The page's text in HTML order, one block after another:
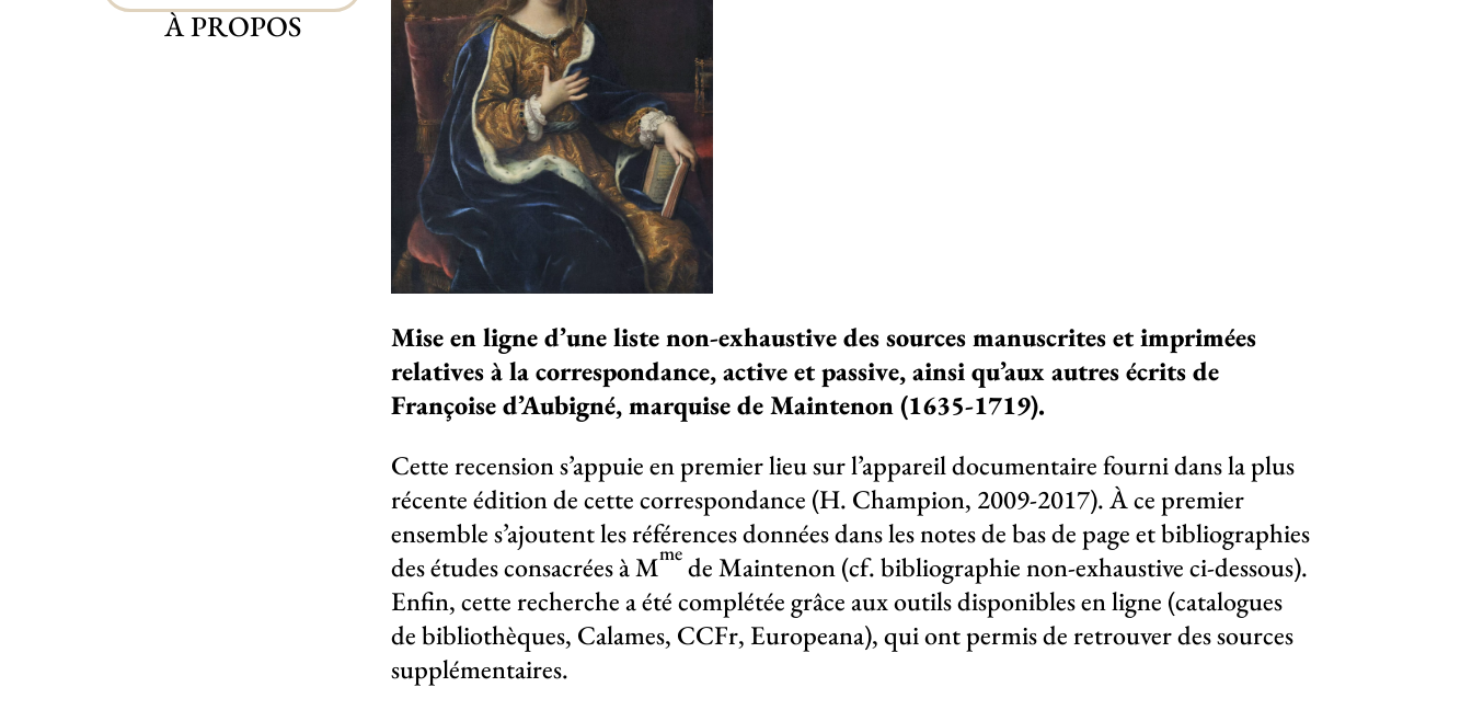
À PROPOS
Mise en ligne d’une liste non-exhaustive des sources manuscrites et imprimées
relatives à la correspondance, active et passive, ainsi qu’aux autres écrits de
Françoise d’Aubigné, marquise de Maintenon (1635-1719).
Cette recension s’appuie en premier lieu sur l’appareil documentaire fourni dans la plus
récente édition de cette correspondance (H. Champion, 2009-2017). À ce premier
ensemble s’ajoutent les références données dans les notes de bas de page et bibliographies
des études consacrées à Mme de Maintenon (cf. bibliographie non-exhaustive ci-dessous).
Enfin, cette recherche a été complétée grâce aux outils disponibles en ligne (catalogues
de bibliothèques, Calames, CCFr, Europeana), qui ont permis de retrouver des sources
supplémentaires.